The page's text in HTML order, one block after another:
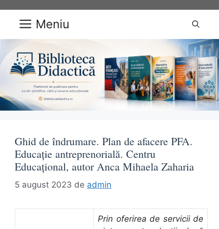
conținut Meniu
Ghid de îndrumare. Plan de afacere PFA.
Educație antreprenorială. Centru
Educațional, autor Anca Mihaela Zaharia
5 august 2023 de admin
Prin oferirea de servicii de